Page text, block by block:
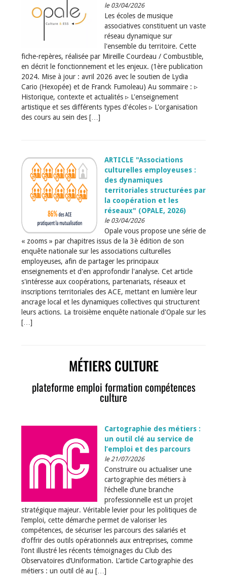
le 03/04/2026
Les écoles de musique
associatives constituent un vaste
réseau dynamique sur
l'ensemble du territoire. Cette
fiche-repères, réalisée par Mireille Courdeau / Combustible,
en décrit le fonctionnement et les enjeux. (1ère publication
2024. Mise à jour : avril 2026 avec le soutien de Lydia
Cario (Hexopée) et de Franck Fumoleau) Au sommaire : ▹
Historique, contexte et actualités ▹ L'enseignement
artistique et ses différents types d'écoles ▹ L'organisation
des cours au sein des […]
ARTICLE "Associations
culturelles employeuses :
des dynamiques
territoriales structurées par
la coopération et les
réseaux" (OPALE, 2026)
le 03/04/2026
Opale vous propose une série de
« zooms » par chapitres issus de la 3è édition de son
enquête nationale sur les associations culturelles
employeuses, afin de partager les principaux
enseignements et d'en approfondir l'analyse. Cet article
s'intéresse aux coopérations, partenariats, réseaux et
inscriptions territoriales des ACE, mettant en lumière leur
ancrage local et les dynamiques collectives qui structurent
leurs actions. La troisième enquête nationale d'Opale sur les
[…]
MÉTIERS CULTURE
plateforme emploi formation compétences
culture
Cartographie des métiers :
un outil clé au service de
l’emploi et des parcours
le 21/07/2026
Construire ou actualiser une
cartographie des métiers à
l’échelle d’une branche
professionnelle est un projet
stratégique majeur. Véritable levier pour les politiques de
l’emploi, cette démarche permet de valoriser les
compétences, de sécuriser les parcours des salariés et
d’offrir des outils opérationnels aux entreprises, comme
l’ont illustré les récents témoignages du Club des
Observatoires d’Uniformation. L’article Cartographie des
métiers : un outil clé au […]